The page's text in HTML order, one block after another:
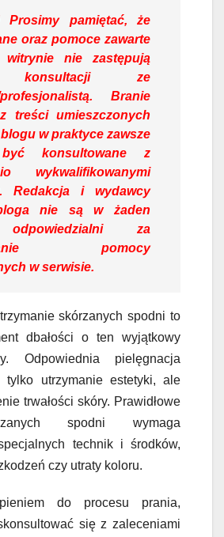
Prosimy pamiętać, że
oraz pomoce zawarte
nie zastępują
konsultacji ze
profesjonalistą. Branie
treści umieszczonych
w praktyce zawsze
konsultowane z
wykwalifikowanymi
Redakcja i wydawcy
nie są w żaden
za
pomocy
w serwisie.
skórzanych spodni to
dbałości o ten wyjątkowy
Odpowiednia pielęgnacja
tylko utrzymanie estetyki, ale
trwałości skóry. Prawidłowe
spodni wymaga
technik i środków,
czy utraty koloru.
do procesu prania,
się z zaleceniami